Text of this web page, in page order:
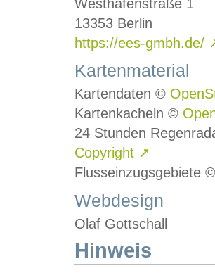
Westhafenstraße 1
13353 Berlin
https://ees-gmbh.de/
Kartenmaterial
Kartendaten ©
Kartenkacheln ©
24 Stunden
Copyright ↗
Flusseinzugsgebiete
Webdesign
Olaf Gottschall
Hinweis